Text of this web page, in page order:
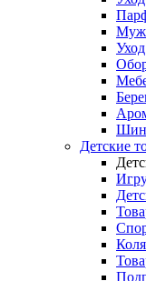
Детские